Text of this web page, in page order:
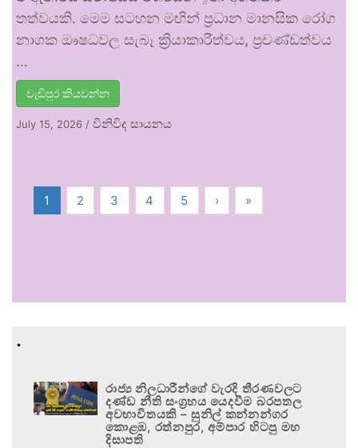
තත්වයකි. මෙම සටහන මඟින් ප්‍රධාන මානසික රෝග
නාශක ඖෂධවල සැබෑ ක්‍රියාකාරීත්වය, ප්‍රචණ්ඩත්වය
…
වැඩිපුර කියවන්න
July 15, 2026 / විනිවිද සායනය
1 2 3 4 5 › »
.
රාජ්‍ය නිලධාරීන්ගේ වැරදි තීරණවලට
දණ්ඩ නීති සංග්‍රහය යෙදවීම බරපතල
අවභාවිතයකි – සුනිල් කන්නන්ගර
කොළඹ, රත්නපුර, අම්පාර හිටපු මහ
දිසාපති